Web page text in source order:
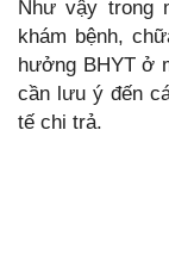
Như vậy trong
khám bệnh,
hưởng BHYT ở
cần lưu ý đến
tế chi trả.